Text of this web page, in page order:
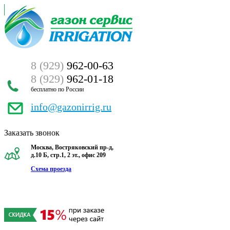
8 (929) 962-00-63
8 (929) 962-01-18
бесплатно по России
info@gazonirrig.ru
Заказать звонок
Москва, Востряковский пр-д,
д.10 Б, стр.1, 2 эт., офис 209
Схема проезда